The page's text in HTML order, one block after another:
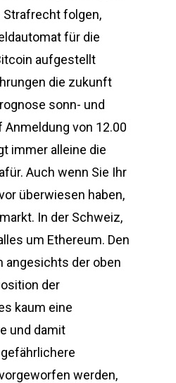
Strafrecht folgen,
für die
aufgestellt
die zukunft
sonn- und
Anmeldung von 12.00
immer alleine die
Auch wenn Sie Ihr
überwiesen haben,
In der Schweiz,
um Ethereum. Den
angesichts der oben
der
kaum eine
und damit
werden,